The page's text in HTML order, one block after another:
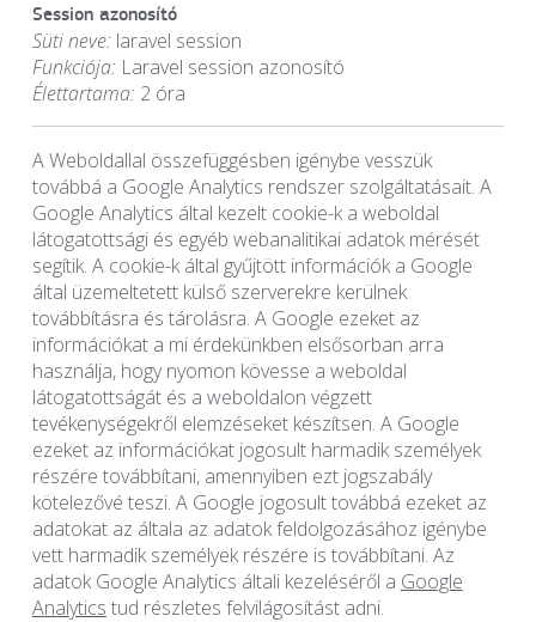
Session azonosító
Süti neve: laravel session
Funkciója: Laravel session azonosító
Élettartama: 2 óra
A Weboldallal összefüggésben igénybe vesszük
továbbá a Google Analytics rendszer szolgáltatásait. A
Google Analytics által kezelt cookie-k a weboldal
látogatottsági és egyéb webanalitikai adatok mérését
segítik. A cookie-k által gyűjtött információk a Google
által üzemeltetett külső szerverekre kerülnek
továbbításra és tárolásra. A Google ezeket az
információkat a mi érdekünkben elsősorban arra
használja, hogy nyomon kövesse a weboldal
látogatottságát és a weboldalon végzett
tevékenységekről elemzéseket készítsen. A Google
ezeket az információkat jogosult harmadik személyek
részére továbbítani, amennyiben ezt jogszabály
kötelezővé teszi. A Google jogosult továbbá ezeket az
adatokat az általa az adatok feldolgozásához igénybe
vett harmadik személyek részére is továbbítani. Az
adatok Google Analytics általi kezeléséről a Google
Analytics tud részletes felvilágosítást adni.